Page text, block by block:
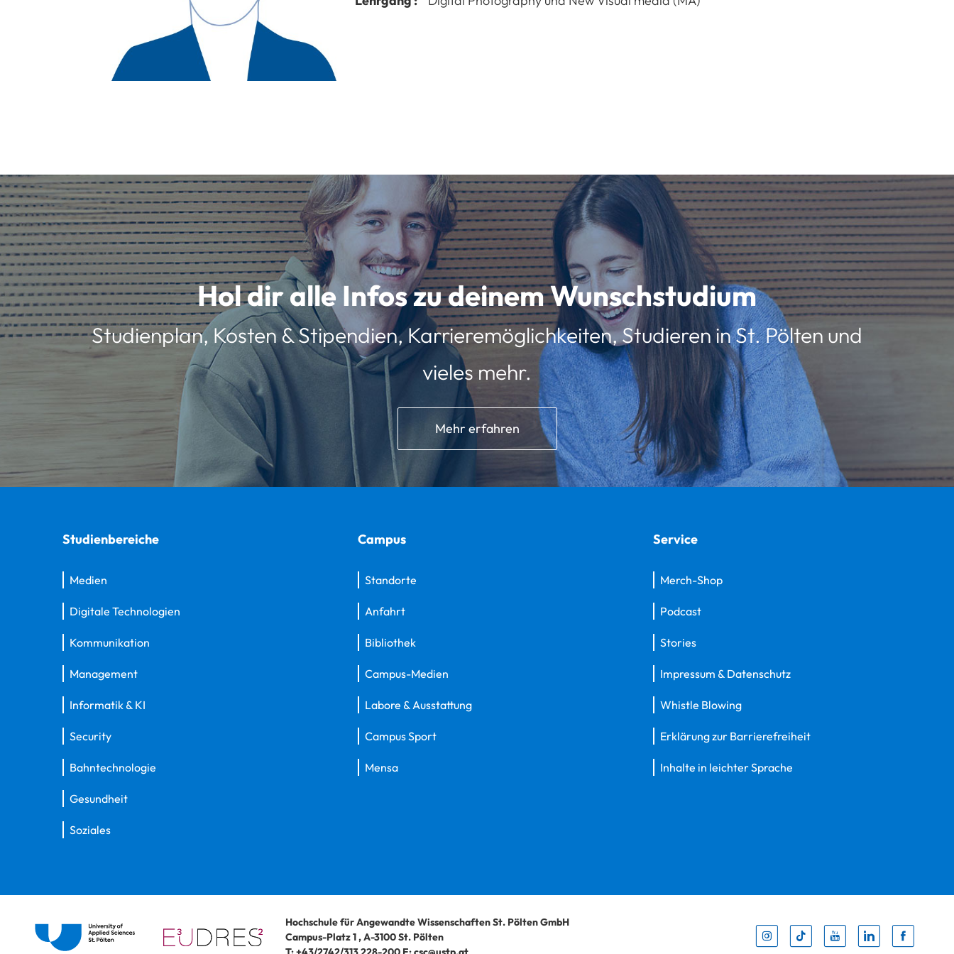
Hol dir alle Infos zu deinem Wunschstudium
Studienplan, Kosten & Stipendien, Karrieremöglichkeiten, Studieren in St. Pölten und
vieles mehr.
Mehr erfahren
Studienbereiche
Medien
Digitale Technologien
Kommunikation
Management
Informatik & KI
Security
Bahntechnologie
Gesundheit
Soziales
Campus
Standorte
Anfahrt
Bibliothek
Campus-Medien
Labore & Ausstattung
Campus Sport
Mensa
Service
Merch-Shop
Podcast
Stories
Impressum & Datenschutz
Whistle Blowing
Erklärung zur Barrierefreiheit
Inhalte in leichter Sprache
Hochschule für Angewandte Wissenschaften St. Pölten GmbH
Campus-Platz 1,A-3100St. Pölten